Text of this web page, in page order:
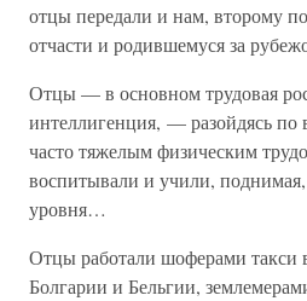
отцы передали и нам, второму
отчасти и родившемуся за
Отцы — в основном трудовая
интеллигенция, — разойдясь по
часто тяжелым физическим
воспитывали и учили,
уровня…
Отцы работали шоферами такси
Болгарии и Бельгии,